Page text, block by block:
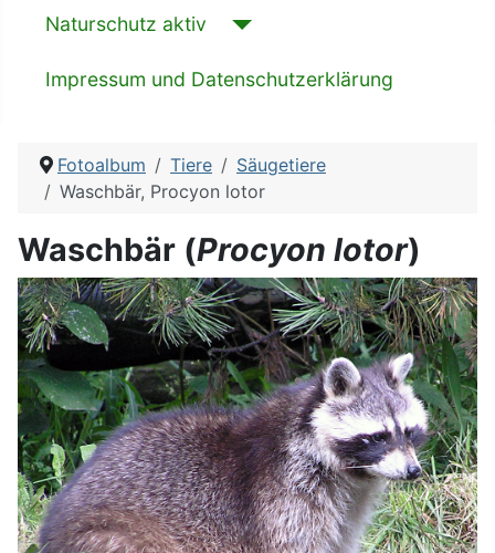
Naturschutz aktiv
Impressum und Datenschutzerklärung
Fotoalbum Tiere
Säugetiere
Waschbär, Procyon lotor
Waschbär (Procyon lotor)